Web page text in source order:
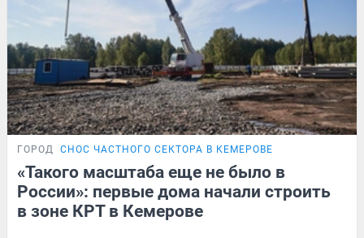
ГОРОД СНОС ЧАСТНОГО СЕКТОРА В КЕМЕРОВЕ
«Такого масштаба еще не было в
России»: первые дома начали строить
в зоне КРТ в Кемерове